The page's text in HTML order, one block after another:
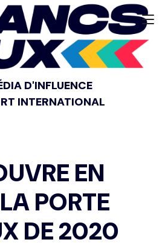
D'INFLUENCE
INTERNATIONAL
EN
PORTE
DE 2020